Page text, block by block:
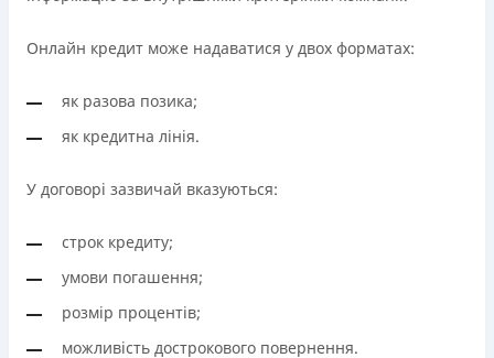
Онлайн кредит може надаватися у двох форматах:
як разова позика;
як кредитна лінія.
У договорі зазвичай вказуються:
строк кредиту;
умови погашення;
розмір процентів;
можливість дострокового повернення.